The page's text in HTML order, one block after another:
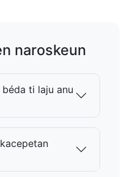
naroskeun
ti laju anu